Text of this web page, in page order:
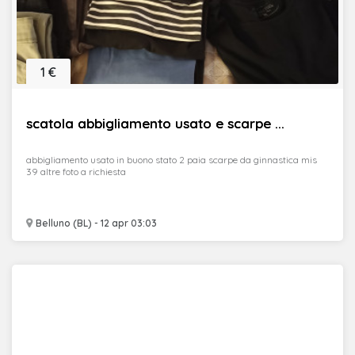
scatola abbigliamento usato e scarpe ...
Belluno (BL) - 12 apr 03:03
1 €
abbigliamento usato in buono stato 2 paia scarpe da ginnastica mis
39 altre foto a richiesta